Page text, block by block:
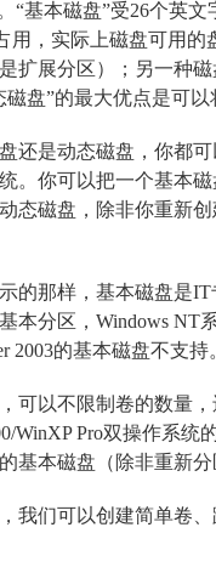
“基本磁盘”受26个英
用，实际上磁盘可用的
扩展分区）；另一种
磁盘”的最大优点是可
还是动态磁盘，你都
。你可以把一个基本
态磁盘，除非你重新
的那样，基本磁盘是
本分区，Windows NT
2003的基本磁盘不支持
可以不限制卷的数量
WinXP Pro双操作系
基本磁盘（除非重新
我们可以创建简单卷